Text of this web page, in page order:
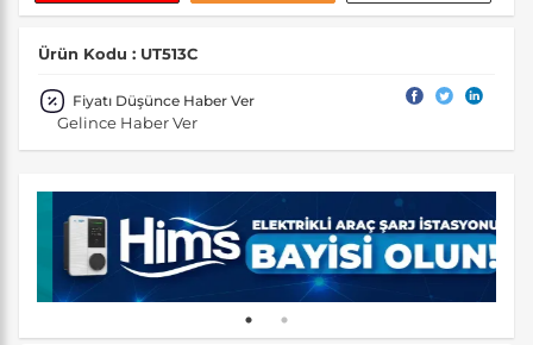
Ürün Kodu : UT513C
Fiyatı Düşünce Haber Ver
Gelince Haber Ver